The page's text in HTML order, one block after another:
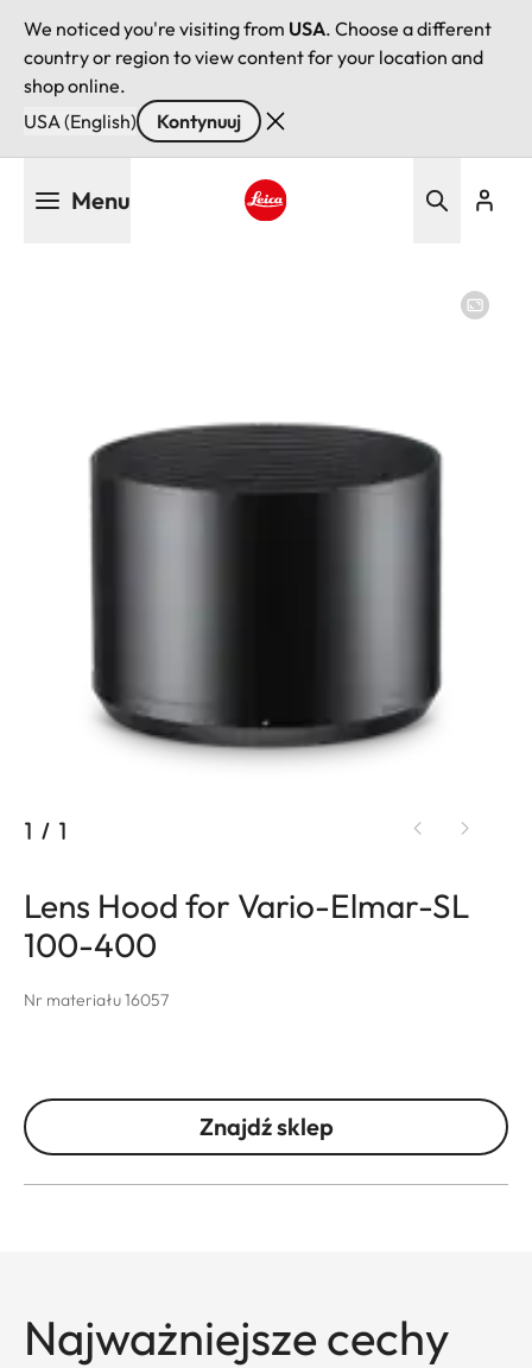
We noticed you're visiting from USA. Choose a different
country or region to view content for your location and
shop online.
USA (English)
Kontynuuj
Menu
1 / 1
Lens Hood for Vario-Elmar-SL
100-400
Nr materiału 16057
Znajdź sklep
Najważniejsze cechy